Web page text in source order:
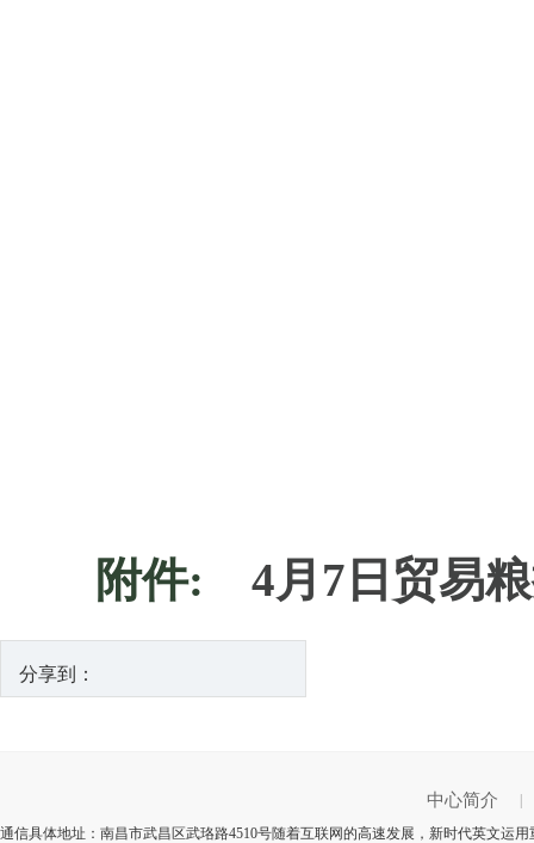
附件: 4月7日贸易
分享到：
中心简介
通信具体地址：南昌市武昌区武珞路4510号随着互联网的高速发展，新时代英文运